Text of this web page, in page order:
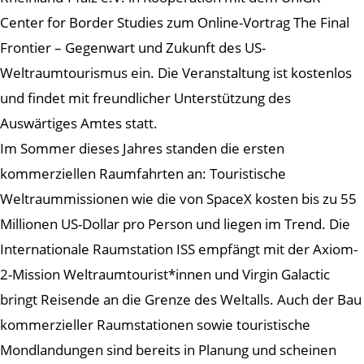
Center for Border Studies zum Online-Vortrag The Final
Frontier – Gegenwart und Zukunft des US-
Weltraumtourismus ein. Die Veranstaltung ist kostenlos
und findet mit freundlicher Unterstützung des
Auswärtiges Amtes statt.
Im Sommer dieses Jahres standen die ersten
kommerziellen Raumfahrten an: Touristische
Weltraummissionen wie die von SpaceX kosten bis zu 55
Millionen US-Dollar pro Person und liegen im Trend. Die
Internationale Raumstation ISS empfängt mit der Axiom-
2-Mission Weltraumtourist*innen und Virgin Galactic
bringt Reisende an die Grenze des Weltalls. Auch der Bau
kommerzieller Raumstationen sowie touristische
Mondlandungen sind bereits in Planung und scheinen